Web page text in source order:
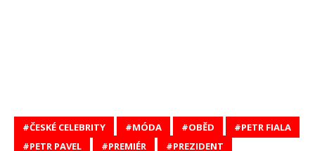
ČESKÉ CELEBRITY MÓDA OBĚD
PETR FIALA
PETR PAVEL
PREMIÉR PREZIDENT